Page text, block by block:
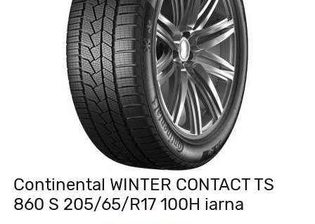
Continental WINTER CONTACT TS
860 S 205/65/R17 100H iarna